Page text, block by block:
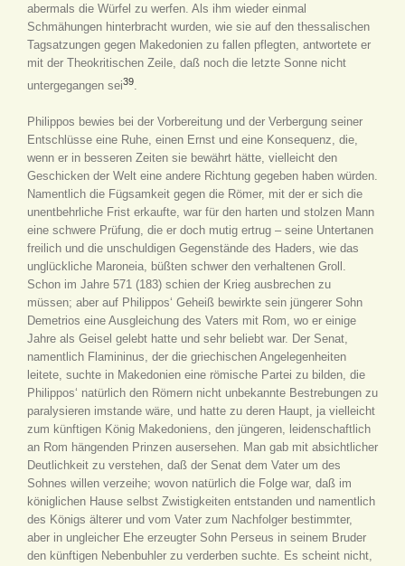
abermals die Würfel zu werfen. Als ihm wieder einmal
Schmähungen hinterbracht wurden, wie sie auf den thessalischen
Tagsatzungen gegen Makedonien zu fallen pflegten, antwortete er
mit der Theokritischen Zeile, daß noch die letzte Sonne nicht
untergegangen sei39.
Philippos bewies bei der Vorbereitung und der Verbergung seiner
Entschlüsse eine Ruhe, einen Ernst und eine Konsequenz, die,
wenn er in besseren Zeiten sie bewährt hätte, vielleicht den
Geschicken der Welt eine andere Richtung gegeben haben würden.
Namentlich die Fügsamkeit gegen die Römer, mit der er sich die
unentbehrliche Frist erkaufte, war für den harten und stolzen Mann
eine schwere Prüfung, die er doch mutig ertrug – seine Untertanen
freilich und die unschuldigen Gegenstände des Haders, wie das
unglückliche Maroneia, büßten schwer den verhaltenen Groll.
Schon im Jahre 571 (183) schien der Krieg ausbrechen zu
müssen; aber auf Philippos‘ Geheiß bewirkte sein jüngerer Sohn
Demetrios eine Ausgleichung des Vaters mit Rom, wo er einige
Jahre als Geisel gelebt hatte und sehr beliebt war. Der Senat,
namentlich Flamininus, der die griechischen Angelegenheiten
leitete, suchte in Makedonien eine römische Partei zu bilden, die
Philippos‘ natürlich den Römern nicht unbekannte Bestrebungen zu
paralysieren imstande wäre, und hatte zu deren Haupt, ja vielleicht
zum künftigen König Makedoniens, den jüngeren, leidenschaftlich
an Rom hängenden Prinzen ausersehen. Man gab mit absichtlicher
Deutlichkeit zu verstehen, daß der Senat dem Vater um des
Sohnes willen verzeihe; wovon natürlich die Folge war, daß im
königlichen Hause selbst Zwistigkeiten entstanden und namentlich
des Königs älterer und vom Vater zum Nachfolger bestimmter,
aber in ungleicher Ehe erzeugter Sohn Perseus in seinem Bruder
den künftigen Nebenbuhler zu verderben suchte. Es scheint nicht,